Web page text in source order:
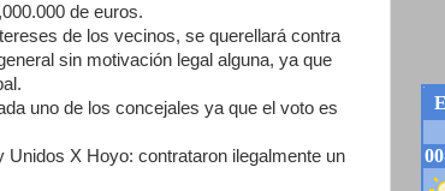
de euros.
de los vecinos, se querellará contra
sin motivación legal alguna, ya que
uno de los concejales ya que el voto es
X Hoyo: contrataron ilegalmente un